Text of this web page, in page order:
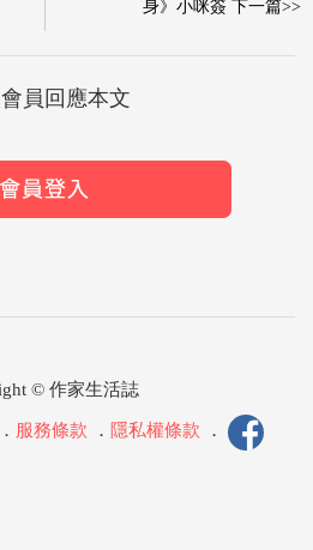
身》小咪簽 下一篇>>
員回應本文
© 作家生活誌
． 服務條款 ． 隱私權條款 ．